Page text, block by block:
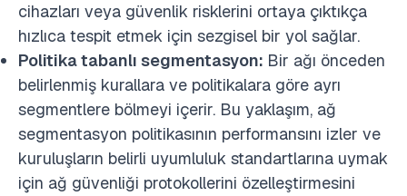
cihazları veya güvenlik risklerini ortaya çıktıkça
hızlıca tespit etmek için sezgisel bir yol sağlar.
Politika tabanlı segmentasyon: Bir ağı önceden
belirlenmiş kurallara ve politikalara göre ayrı
segmentlere bölmeyi içerir. Bu yaklaşım, ağ
segmentasyon politikasının performansını izler ve
kuruluşların belirli uyumluluk standartlarına uymak
için ağ güvenliği protokollerini özelleştirmesini